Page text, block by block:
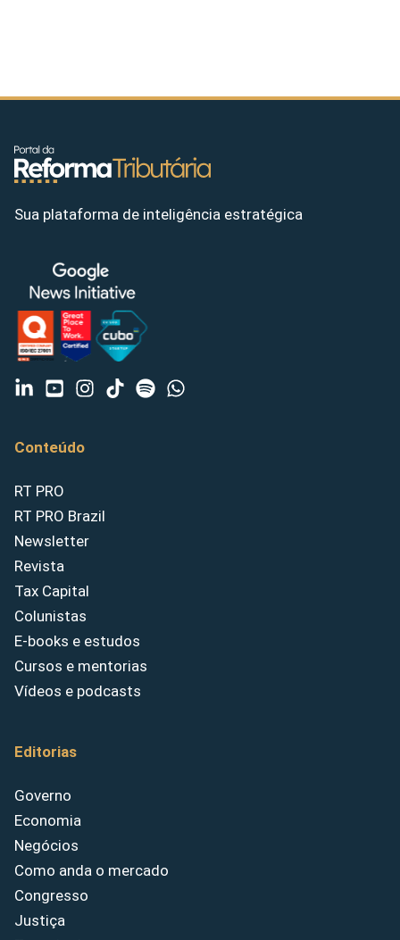
Sua plataforma de inteligência estratégica
Conteúdo
RT PRO
RT PRO Brazil
Newsletter
Revista
Tax Capital
Colunistas
E-books e estudos
Cursos e mentorias
Vídeos e podcasts
Editorias
Governo
Economia
Negócios
Como anda o mercado
Congresso
Justiça